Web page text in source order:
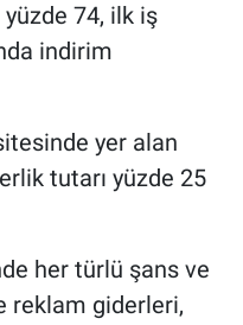
74, ilk iş
indirim
yer alan
tutarı yüzde 25
her türlü şans ve
reklam giderleri,